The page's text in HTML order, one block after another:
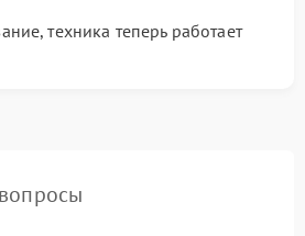
техника теперь работает